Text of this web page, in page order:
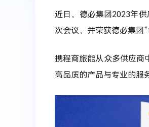
近日，德必集团2023年
次会议，并荣获德必集团
携程商旅能从众多供应商
高品质的产品与专业的服